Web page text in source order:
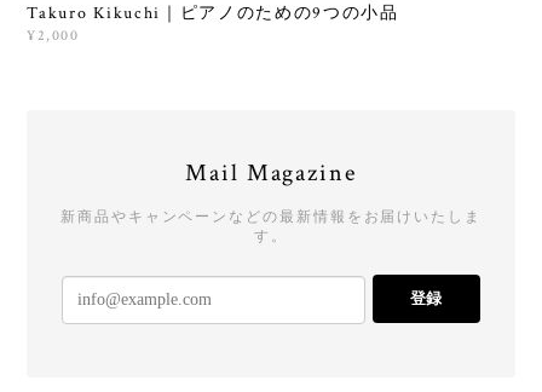
Takuro Kikuchi｜ピアノのための9つの小品
¥2,000
Mail Magazine
新商品やキャンペーンなどの最新情報をお届けいたしま
す。
登録